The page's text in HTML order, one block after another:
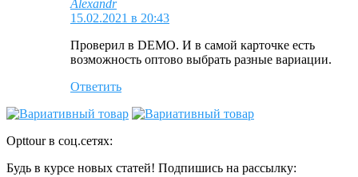
Alexandr
15.02.2021 в 20:43
Проверил в DEMO. И в самой карточке есть
возможность оптово выбрать разные вариации.
Ответить
Opttour в соц.сетях:
Будь в курсе новых статей! Подпишись на рассылку: